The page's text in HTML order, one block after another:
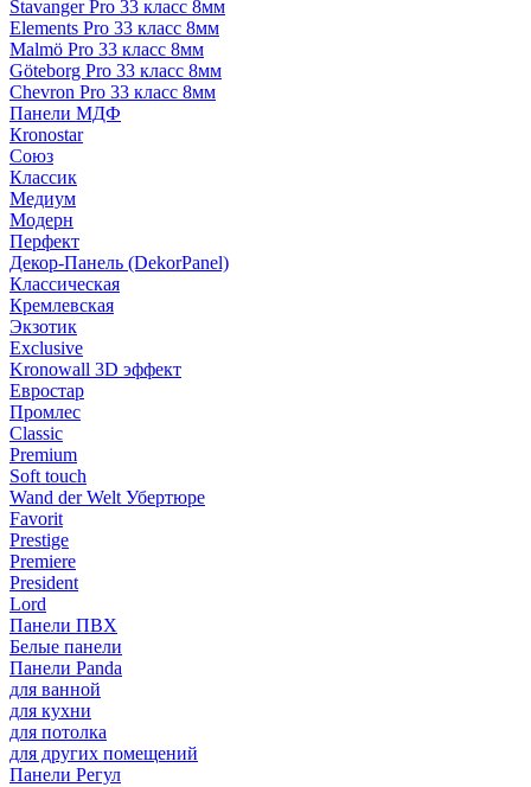
Stavanger Pro 33 класс 8мм
Elements Pro 33 класс 8мм
Malmö Pro 33 класс 8мм
Göteborg Pro 33 класс 8мм
Chevron Pro 33 класс 8мм
Панели МДФ
Кronostar
Союз
Классик
Медиум
Модерн
Перфект
Декор-Панель (DekorPanel)
Классическая
Кремлевская
Экзотик
Exclusive
Kronowall 3D эффект
Евростар
Промлес
Classic
Premium
Soft touch
Wand der Welt Убертюре
Favorit
Prestige
Premiere
President
Lord
Панели ПВХ
Белые панели
Панели Panda
для ванной
для кухни
для потолка
для других помещений
Панели Регул